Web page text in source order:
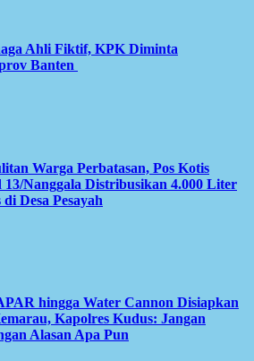
Ahli Fiktif, KPK Diminta
Banten
Warga Perbatasan, Pos Kotis
13/Nanggala Distribusikan 4.000 Liter
Desa Pesayah
hingga Water Cannon Disiapkan
Kapolres Kudus: Jangan
Alasan Apa Pun